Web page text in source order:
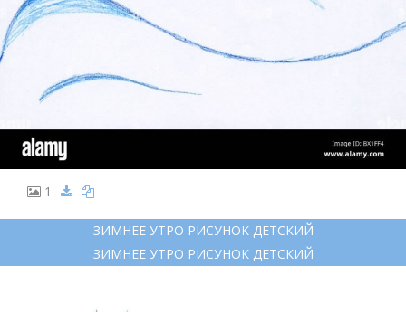
1
ЗИМНЕЕ УТРО РИСУНОК ДЕТСКИЙ
ЗИМНЕЕ УТРО РИСУНОК ДЕТСКИЙ